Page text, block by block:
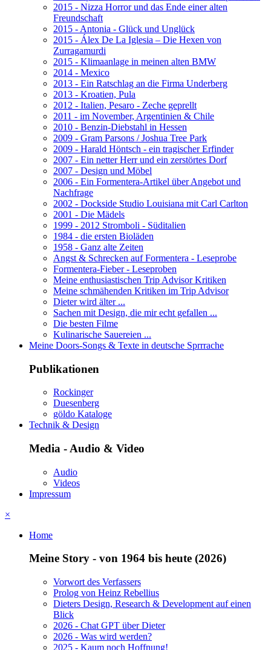
2015 - Nizza Horror und das Ende einer alten
Freundschaft
2015 - Antonia - Glück und Unglück
2015 - Álex De La Iglesia – Die Hexen von
Zurragamurdi
2015 - Klimaanlage in meinen alten BMW
2014 - Mexico
2013 - Ein Ratschlag an die Firma Underberg
2013 - Kroatien, Pula
2012 - Italien, Pesaro - Zeche geprellt
2011 - im November, Argentinien & Chile
2010 - Benzin-Diebstahl in Hessen
2009 - Gram Parsons / Joshua Tree Park
2009 - Harald Höntsch - ein tragischer Erfinder
2007 - Ein netter Herr und ein zerstörtes Dorf
2007 - Design und Möbel
2006 - Ein Formentera-Artikel über Angebot und
Nachfrage
2002 - Dockside Studio Louisiana mit Carl Carlton
2001 - Die Mädels
1999 - 2012 Stromboli - Süditalien
1984 - die ersten Bioläden
1958 - Ganz alte Zeiten
Angst & Schrecken auf Formentera - Leseprobe
Formentera-Fieber - Leseproben
Meine enthusiastischen Trip Advisor Kritiken
Meine schmähenden Kritiken im Trip Advisor
Dieter wird älter ...
Sachen mit Design, die mir echt gefallen ...
Die besten Filme
Kulinarische Sauereien ...
Meine Doors-Songs & Texte in deutsche Sprrrache
Publikationen
Rockinger
Duesenberg
göldo Kataloge
Technik & Design
Media - Audio & Video
Audio
Videos
Impressum
×
Home
Meine Story - von 1964 bis heute (2026)
Vorwort des Verfassers
Prolog von Heinz Rebellius
Dieters Design, Research & Development auf einen
Blick
2026 - Chat GPT über Dieter
2026 - Was wird werden?
2025 - Kaum noch Hoffnung!